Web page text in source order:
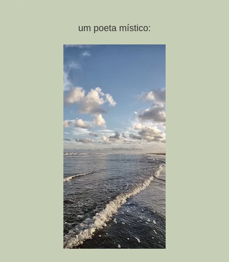
um poeta místico: